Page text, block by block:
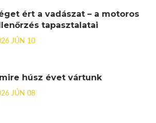
ért a vadászat – a motoros
tapasztalatai
JÚN 10
húsz évet vártunk
JÚN 08